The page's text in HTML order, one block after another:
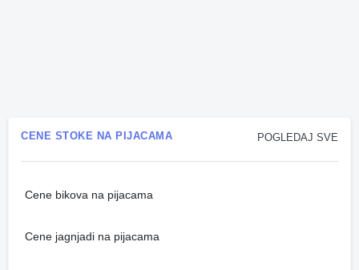
POGLEDAJ SVE
CENE STOKE NA PIJACAMA
Cene bikova na pijacama
Cene jagnjadi na pijacama